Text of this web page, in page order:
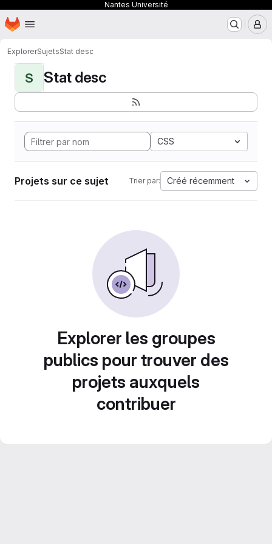
Nantes Université
Passer au contenu principal
Page d'accueil
ExplorerSujetsStat desc
S Stat desc
CSS
Projets sur ce sujet Trier par: Créé récemment
Explorer les groupes
publics pour trouver des
projets auxquels
contribuer